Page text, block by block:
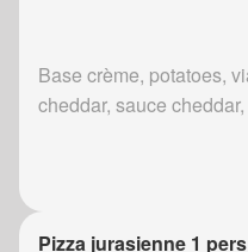
Base crème, potatoes,
cheddar, sauce
Pizza jurasienne 1 pers